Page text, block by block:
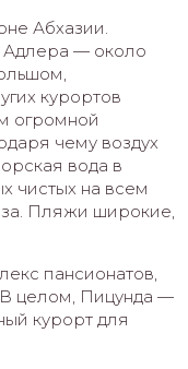
Абхазии.
Адлера — около
курортов
огромной
чему воздух
вода в
чистых на всем
Пляжи широкие,
пансионатов,
целом, Пицунда —
курорт для